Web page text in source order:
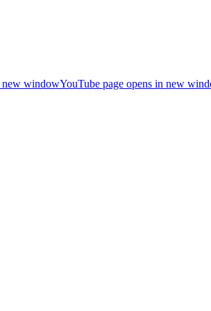
new windowYouTube page opens in new